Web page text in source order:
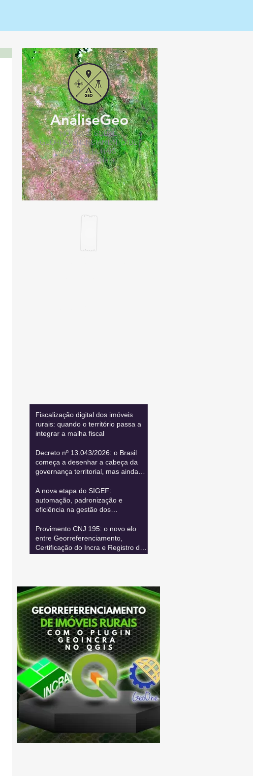
AnáliseGeo
NOTÍCIAS SOBRE
GEORREFERENCIAMENTO DE
IMÓVEIS RURAIS
Por Miguel Neto
Fiscalização digital dos imóveis
rurais: quando o território passa a
integrar a malha fiscal
Decreto nº 13.043/2026: o Brasil
começa a desenhar a cabeça da
governança territorial, mas ainda
sistemas vitais
A nova etapa do SIGEF:
automação, padronização e
eficiência na gestão dos
Provimento CNJ 195: o novo elo
entre Georreferenciamento,
Certificação do Incra e Registro de